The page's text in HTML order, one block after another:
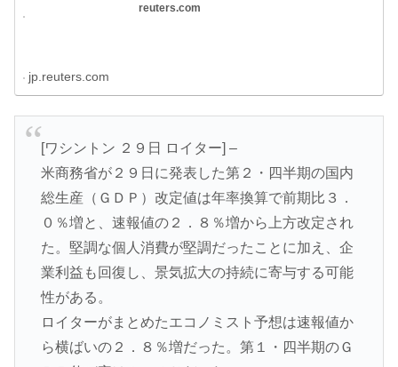
reuters.com
jp.reuters.com
[ワシントン ２９日 ロイター] –
米商務省が２９日に発表した第２・四半期の国内
総生産（ＧＤＰ）改定値は年率換算で前期比３．
０％増と、速報値の２．８％増から上方改定され
た。堅調な個人消費が堅調だったことに加え、企
業利益も回復し、景気拡大の持続に寄与する可能
性がある。
ロイターがまとめたエコノミスト予想は速報値か
ら横ばいの２．８％増だった。第１・四半期のＧ